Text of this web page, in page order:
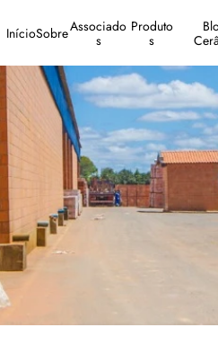
InícioSobreAssociado
s
Produto
s